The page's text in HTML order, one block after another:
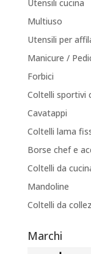
Utensili cucina
Multiuso
Utensili per
Manicure /
Forbici
Coltelli sportivi
Cavatappi
Coltelli lama
Borse chef e
Coltelli da
Mandoline
Coltelli da
Marchi